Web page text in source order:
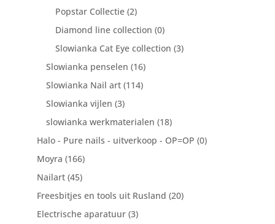
Popstar Collectie (2)
Diamond line collection (0)
Slowianka Cat Eye collection (3)
Slowianka penselen (16)
Slowianka Nail art (114)
Slowianka vijlen (3)
slowianka werkmaterialen (18)
Halo - Pure nails - uitverkoop - OP=OP (0)
Moyra (166)
Nailart (45)
Freesbitjes en tools uit Rusland (20)
Electrische aparatuur (3)